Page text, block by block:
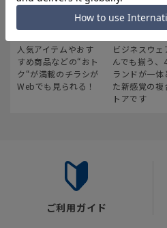
最新のお買い得情報
人気アイテムやおす
すめ商品などの“おト
ク“が満載のチラシが
Webでも見られる！
スーツス
ビジネスウェ
んでも揃う、
ランドが一体
た新感覚の複
トアです
ご利用ガイド